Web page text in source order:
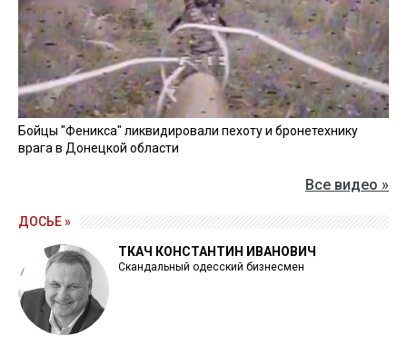
Бойцы "Феникса" ликвидировали пехоту и бронетехнику
врага в Донецкой области
Все видео »
ДОСЬЕ »
ТКАЧ КОНСТАНТИН ИВАНОВИЧ
Скандальный одесский бизнесмен